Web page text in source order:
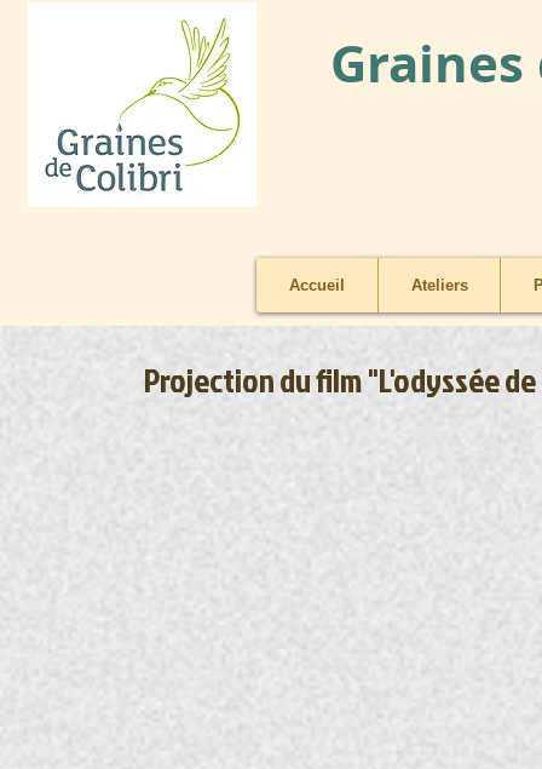
Accueil Ateliers
Projection du film "L'odyssée